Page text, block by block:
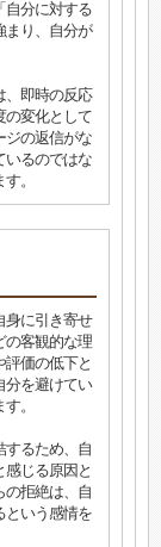
自分に対する
まり、自分が
、即時の反応
の変化として
ジの返信がな
いるのではな
。
身に引き寄せ
の客観的な理
価の低下と
分を避けてい
。
するため、自
じる原因と
の拒絶は、自
という感情を